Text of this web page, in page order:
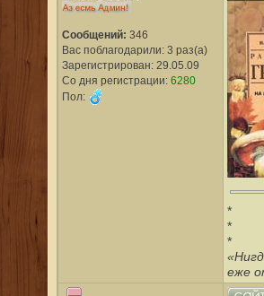
Сообщений: 346
Вас поблагодарили: 3 раз(а)
Зарегистрирован: 29.05.09
Со дня регистрации: 6280
Пол:
*
*
*
еже